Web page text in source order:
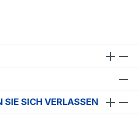
SIE SICH VERLASSEN